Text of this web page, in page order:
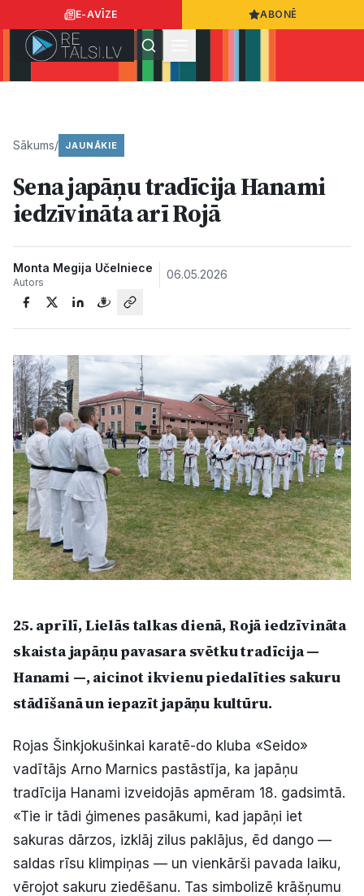
E-AVĪZE ABONĒ
Ziņas
Dzīvesstils
Kultūra
Bizness
Video
Vieta
Sludinājumi
Reklāma
Politiskā reklāma
Par mums
Kontakti
Ziņo redakcijai
Sākums/ JAUNĀKIE
Sena japāņu tradīcija Hanami
iedzīvināta arī Rojā
Monta Megija Učelniece
Autors
06.05.2026
25. aprīlī, Lielās talkas dienā, Rojā iedzīvināta
skaista japāņu pavasara svētku tradīcija —
Hanami —, aicinot ikvienu piedalīties sakuru
stādīšanā un iepazīt japāņu kultūru.
Rojas Šinkjokušinkai karatē-do kluba «Seido»
vadītājs Arno Marnics pastāstīja, ka japāņu
tradīcija Hanami izveidojās apmēram 18. gadsimtā.
«Tie ir tādi ģimenes pasākumi, kad japāņi iet
sakuras dārzos, izklāj zilus paklājus, ēd dango —
saldas rīsu klimpiņas — un vienkārši pavada laiku,
vērojot sakuru ziedēšanu. Tas simbolizē krāšņumu